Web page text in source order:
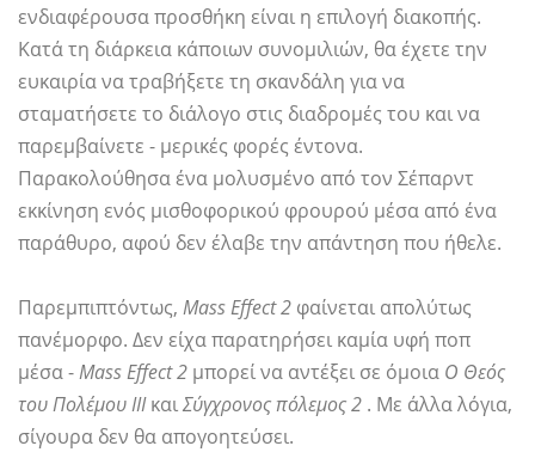
ενδιαφέρουσα προσθήκη είναι η επιλογή διακοπής.
Κατά τη διάρκεια κάποιων συνομιλιών, θα έχετε την
ευκαιρία να τραβήξετε τη σκανδάλη για να
σταματήσετε το διάλογο στις διαδρομές του και να
παρεμβαίνετε - μερικές φορές έντονα.
Παρακολούθησα ένα μολυσμένο από τον Σέπαρντ
εκκίνηση ενός μισθοφορικού φρουρού μέσα από ένα
παράθυρο, αφού δεν έλαβε την απάντηση που ήθελε.
Παρεμπιπτόντως, Mass Effect 2 φαίνεται απολύτως
πανέμορφο. Δεν είχα παρατηρήσει καμία υφή ποπ
μέσα -Mass Effect 2 μπορεί να αντέξει σε όμοια Ο Θεός
του Πολέμου ΙΙΙκαιΣύγχρονος πόλεμος 2 . Με άλλα λόγια,
σίγουρα δεν θα απογοητεύσει.